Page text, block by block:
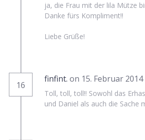
ja, die Frau mit der lila Mütze
Danke fürs Kompliment!!
Liebe Grüße!
16
finfint. on 15. Februar 2014
Toll, toll, toll!! Sowohl das
und Daniel als auch die Sache